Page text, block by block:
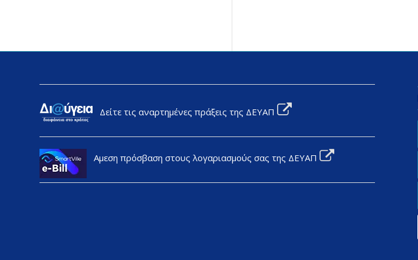
Δείτε τις αναρτημένες πράξεις της ΔΕΥΑΠ
Αμεση πρόσβαση στους λογαριασμούς σας της ΔΕΥΑΠ